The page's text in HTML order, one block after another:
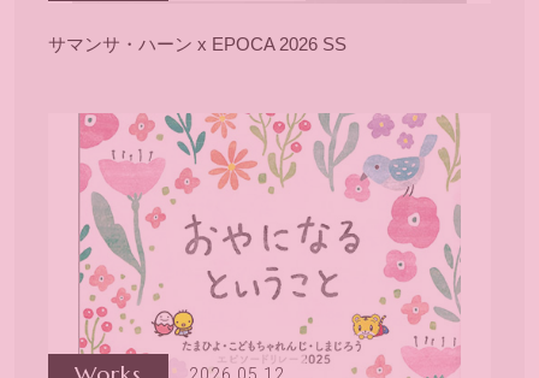
サマンサ・ハーン x EPOCA 2026 SS